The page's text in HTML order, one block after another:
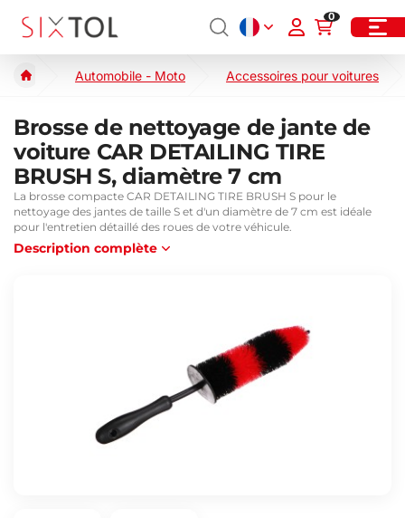
0
Automobile - Moto Accessoires pour voitures
Brosse de nettoyage de jante de
voiture CAR DETAILING TIRE
BRUSH S, diamètre 7 cm
La brosse compacte CAR DETAILING TIRE BRUSH S pour le
nettoyage des jantes de taille S et d'un diamètre de 7 cm est idéale
pour l'entretien détaillé des roues de votre véhicule.
Description complète